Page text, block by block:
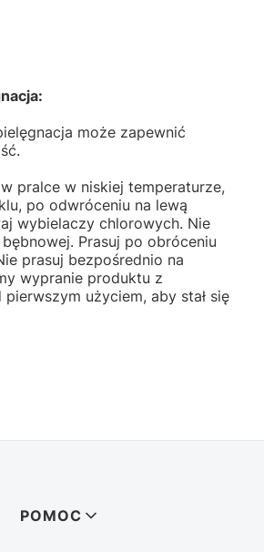
może zapewnić
pralce w niskiej temperaturze,
po odwróceniu na lewą
wybielaczy chlorowych. Nie
Prasuj po obróceniu
prasuj bezpośrednio na
wypranie produktu z
użyciem, aby stał się
POMOC